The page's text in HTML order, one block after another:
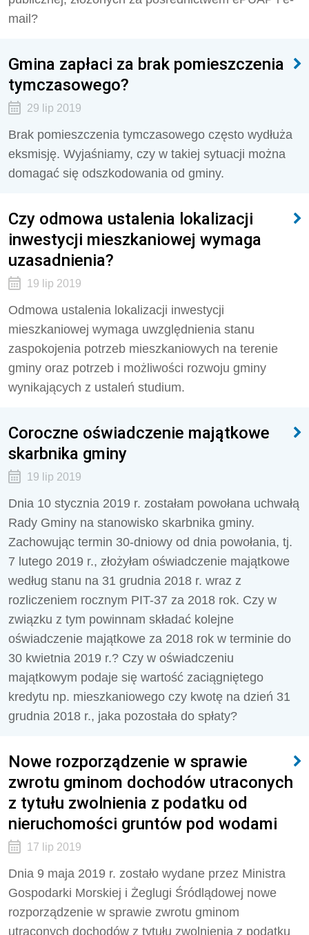
mail?
Gmina zapłaci za brak pomieszczenia
tymczasowego?
29 lip 2019
Brak pomieszczenia tymczasowego często wydłuża
eksmisję. Wyjaśniamy, czy w takiej sytuacji można
domagać się odszkodowania od gminy.
Czy odmowa ustalenia lokalizacji
inwestycji mieszkaniowej wymaga
uzasadnienia?
19 lip 2019
Odmowa ustalenia lokalizacji inwestycji
mieszkaniowej wymaga uwzględnienia stanu
zaspokojenia potrzeb mieszkaniowych na terenie
gminy oraz potrzeb i możliwości rozwoju gminy
wynikających z ustaleń studium.
Coroczne oświadczenie majątkowe
skarbnika gminy
19 lip 2019
Dnia 10 stycznia 2019 r. zostałam powołana uchwałą
Rady Gminy na stanowisko skarbnika gminy.
Zachowując termin 30-dniowy od dnia powołania, tj.
7 lutego 2019 r., złożyłam oświadczenie majątkowe
według stanu na 31 grudnia 2018 r. wraz z
rozliczeniem rocznym PIT-37 za 2018 rok. Czy w
związku z tym powinnam składać kolejne
oświadczenie majątkowe za 2018 rok w terminie do
30 kwietnia 2019 r.? Czy w oświadczeniu
majątkowym podaje się wartość zaciągniętego
kredytu np. mieszkaniowego czy kwotę na dzień 31
grudnia 2018 r., jaka pozostała do spłaty?
Nowe rozporządzenie w sprawie
zwrotu gminom dochodów utraconych
z tytułu zwolnienia z podatku od
nieruchomości gruntów pod wodami
17 lip 2019
Dnia 9 maja 2019 r. zostało wydane przez Ministra
Gospodarki Morskiej i Żeglugi Śródlądowej nowe
rozporządzenie w sprawie zwrotu gminom
utraconych dochodów z tytułu zwolnienia z podatku